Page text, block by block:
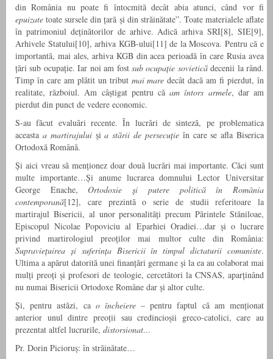
din România nu poate fi întocmită decât abia atunci, când vor fi
epuizate toate sursele din țară și din străinătate”. Toate materialele aflate
în patrimoniul deținătorilor de arhive. Adică arhiva SRI[8], SIE[9],
Arhivele Statului[10], arhiva KGB-ului[11] de la Moscova. Pentru că e
importantă, mai ales, arhiva KGB din acea perioadă în care Rusia avea
țări sub ocupație. Iar noi am fost sub ocupație sovieticădecenii la rând.
Timp în care am plătit un tribut mai mare decât dacă am fi pierdut, în
realitate, războiul. Am câștigat pentru căam întors armele, dar am
pierdut din punct de vedere economic.
S-au făcut evaluări recente. În lucrări de sinteză, pe problematica
aceasta a martirajuluișia stării de persecuțieîn care se afla Biserica
Ortodoxă Română.
Și aici vreau să menționez doar două lucrări mai importante. Căci sunt
multe importante…Și anume lucrarea domnului Lector Universitar
George Enache,Ortodoxie şi putere politică în România
contemporană[12], care prezintă o serie de studii referitoare la
martirajul Bisericii, al unor personalități precum Părintele Stăniloae,
Episcopul Nicolae Popoviciu al Eparhiei Oradiei…dar și o lucrare
privind martirologiul preoților mai multor culte din România:
Supraviețuirea și suferința Bisericii în timpul dictaturii comuniste.
Ultima a apărut datorită unei finanțări germane și la ea au colaborat mai
mulți preoți și profesori de teologie, cercetători la CNSAS, aparținând
nu numai Bisericii Ortodoxe Române dar și altor culte.
Și, pentru astăzi, ca o încheiere– pentru faptul că am menționat
anterior unul dintre preoții sau credincioșii greco-catolici, care au
prezentat altfel lucrurile, distorsionat…
Pr. Dorin Picioruș: în străinătate…